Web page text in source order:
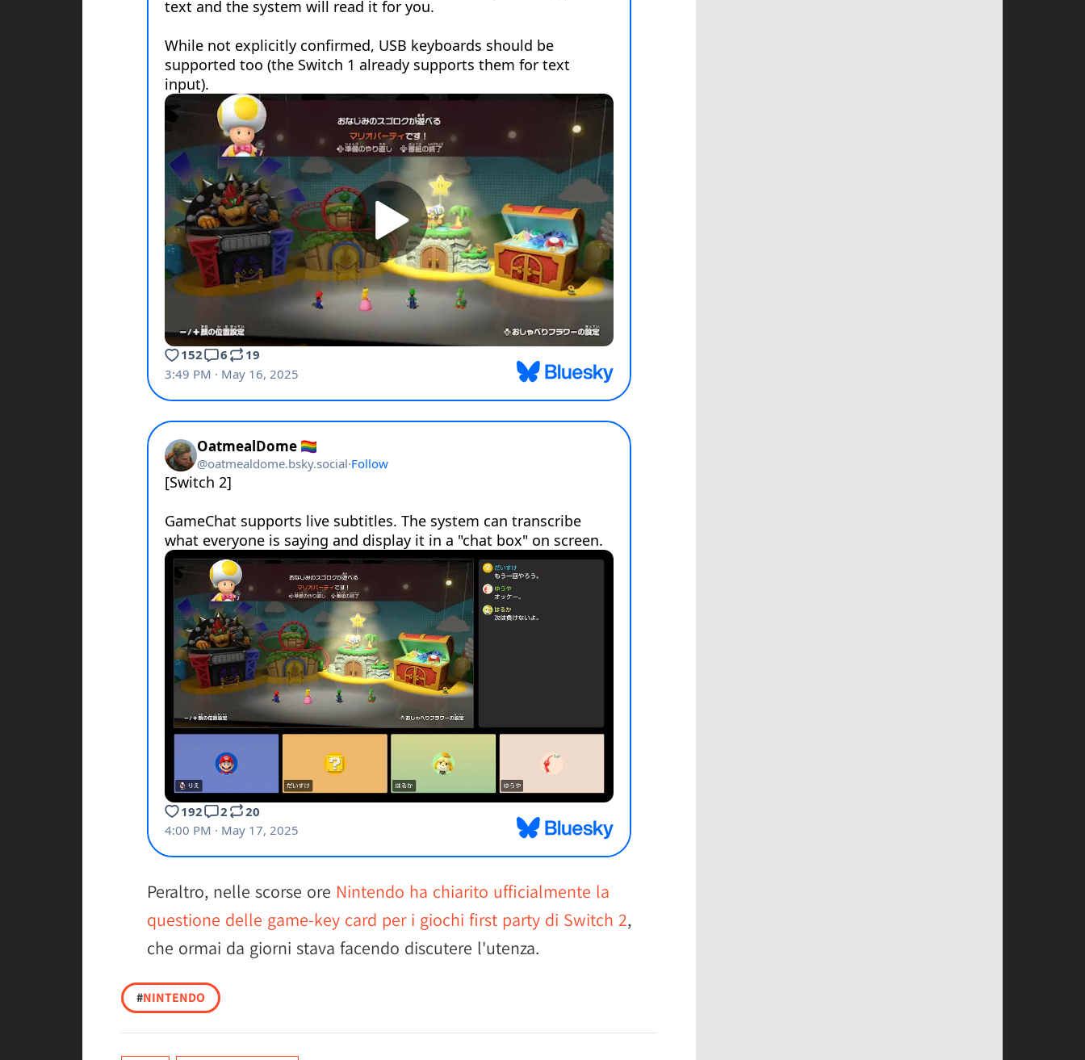
Peraltro, nelle scorse ore Nintendo ha chiarito ufficialmente la
questione delle game-key card per i giochi first party di Switch 2,
che ormai da giorni stava facendo discutere l'utenza.
#NINTENDO